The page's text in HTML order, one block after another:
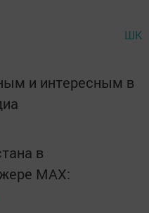
ШК
и интересным в
в
MАХ: